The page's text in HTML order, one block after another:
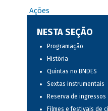
Ações
NESTA SEÇÃO
Programação
História
Quintas no BNDES
Sextas instrumentais
Reserva de ingressos
Filmes e festivais de